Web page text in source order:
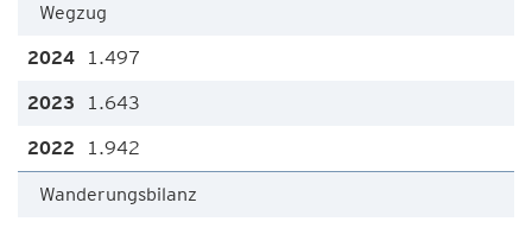
Wegzug
1.497
1.643
1.942
Wanderungsbilanz